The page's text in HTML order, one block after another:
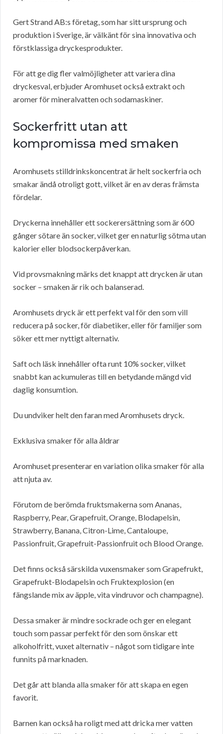
Gert Strand AB:s företag, som har sitt ursprung och
produktion i Sverige, är välkänt för sina innovativa och
förstklassiga dryckesprodukter.
För att ge dig fler valmöjligheter att variera dina
dryckesval, erbjuder Aromhuset också extrakt och
aromer för mineralvatten och sodamaskiner.
Sockerfritt utan att
kompromissa med smaken
Aromhusets stilldrinkskoncentrat är helt sockerfria och
smakar ändå otroligt gott, vilket är en av deras främsta
fördelar.
Dryckerna innehåller ett sockerersättning som är 600
gånger sötare än socker, vilket ger en naturlig sötma utan
kalorier eller blodsockerpåverkan.
Vid provsmakning märks det knappt att drycken är utan
socker – smaken är rik och balanserad.
Aromhusets dryck är ett perfekt val för den som vill
reducera på socker, för diabetiker, eller för familjer som
söker ett mer nyttigt alternativ.
Saft och läsk innehåller ofta runt 10% socker, vilket
snabbt kan ackumuleras till en betydande mängd vid
daglig konsumtion.
Du undviker helt den faran med Aromhusets dryck.
Exklusiva smaker för alla åldrar
Aromhuset presenterar en variation olika smaker för alla
att njuta av.
Förutom de berömda fruktsmakerna som Ananas,
Raspberry, Pear, Grapefruit, Orange, Blodapelsin,
Strawberry, Banana, Citron-Lime, Cantaloupe,
Passionfruit, Grapefruit-Passionfruit och Blood Orange.
Det finns också särskilda vuxensmaker som Grapefrukt,
Grapefrukt-Blodapelsin och Fruktexplosion (en
fängslande mix av äpple, vita vindruvor och champagne).
Dessa smaker är mindre sockrade och ger en elegant
touch som passar perfekt för den som önskar ett
alkoholfritt, vuxet alternativ – något som tidigare inte
funnits på marknaden.
Det går att blanda alla smaker för att skapa en egen
favorit.
Barnen kan också ha roligt med att dricka mer vatten